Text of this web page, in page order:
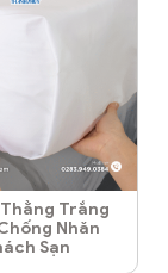
Thẳng Trắng
Nhăn
Sạn